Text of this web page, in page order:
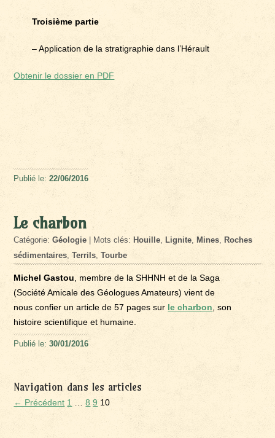
Troisième partie
– Application de la stratigraphie dans l’Hérault
Obtenir le dossier en PDF
Publié le:22/06/2016
Le charbon
Catégorie:Géologie | Mots clés:Houille ,Lignite Mines ,Roches
sédimentaires ,Terrils ,Tourbe
Michel Gastou , membre de la SHHNH et de la Saga
(Société Amicale des Géologues Amateurs) vient de
nous confier un article de 57 pages sur le charbon , son
histoire scientifique et humaine.
Publié le:30/01/2016
Navigation dans les articles
← Précédent 1 8 9 10